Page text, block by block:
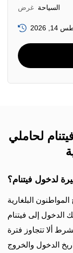
غرض السياحة
فيتنام لحاملي
لدخول فيتنام؟
اعتبارًا من 2026، يُمنح المواطنون البلغارية
لمدة 45 يومًا. يمكنك الدخول إلى فيتنام
ألا تتجاوز فترة